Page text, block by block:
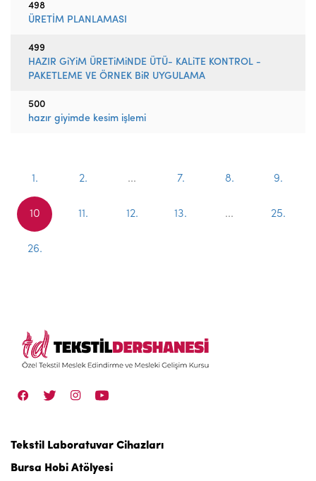
498
ÜRETİM PLANLAMASI
499
HAZIR GiYiM ÜRETiMiNDE ÜTÜ- KALiTE KONTROL -
PAKETLEME VE ÖRNEK BiR UYGULAMA
500
hazır giyimde kesim işlemi
1. 2. ... 7. 8. 9.
10 11. 12. 13. ... 25.
26.
Tekstil Laboratuvar Cihazları
Bursa Hobi Atölyesi